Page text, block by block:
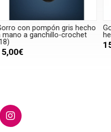
Gorro espiral dorado brillo
hecho a mano a ganchillo
15,00€